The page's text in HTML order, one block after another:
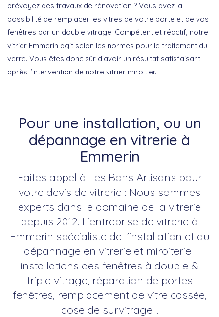
prévoyez des travaux de rénovation ? Vous avez la
possibilité de remplacer les vitres de votre porte et de vos
fenêtres par un double vitrage. Compétent et réactif, notre
vitrier Emmerin agit selon les normes pour le traitement du
verre. Vous êtes donc sûr d’avoir un résultat satisfaisant
après l’intervention de notre vitrier miroitier.
Pour une installation, ou un
dépannage en vitrerie à
Emmerin
Faites appel à Les Bons Artisans pour
votre devis de vitrerie : Nous sommes
experts dans le domaine de la vitrerie
depuis 2012. L’entreprise de vitrerie à
Emmerin spécialiste de l’installation et du
dépannage en vitrerie et miroiterie :
installations des fenêtres à double &
triple vitrage, réparation de portes
fenêtres, remplacement de vitre cassée,
pose de survitrage…